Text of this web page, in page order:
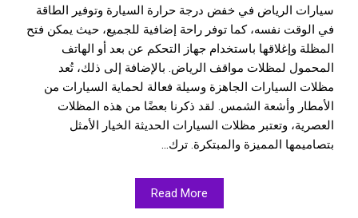
سيارات الرياض في خفض درجة حرارة السيارة وتوفير الطاقة
في الوقت نفسه، كما توفر راحة إضافية للجميع، حيث يمكن فتح
المظلة وإغلاقها باستخدام جهاز التحكم عن بعد أو الهاتف
المحمول لمظلات مواقف الرياض. بالإضافة إلى ذلك، تُعد
مظلات السيارات الجاهزة وسيلة فعالة لحماية السيارات من
الأمطار وأشعة الشمس. لقد ذكرنا بعضًا من هذه المظلات
العصرية، وتعتبر مظلات السيارات الحديثة الخيار الأمثل
بتصاميمها المميزة والمبتكرة. ترك...
Read More